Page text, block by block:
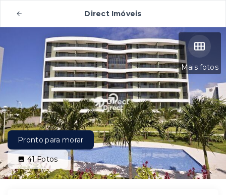
Direct Imóveis
Mais fotos
Pronto para morar
41Fotos